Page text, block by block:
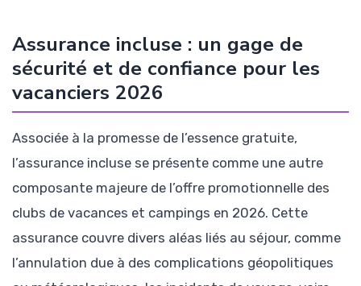
Assurance incluse : un gage de
sécurité et de confiance pour les
vacanciers 2026
Associée à la promesse de l’essence gratuite,
l’assurance incluse se présente comme une autre
composante majeure de l’offre promotionnelle des
clubs de vacances et campings en 2026. Cette
assurance couvre divers aléas liés au séjour, comme
l’annulation due à des complications géopolitiques